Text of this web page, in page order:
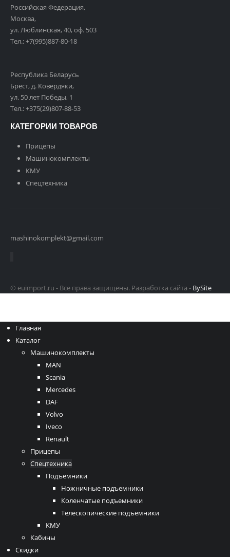
Российская Федерация,
Москва,
ул. Люблинская, 40, оф. 503
Тел.:+7(995)887-80-18
Республика Беларусь
Брест, д. Ковердяки,
ул. 50 лет Победы, 1
Тел.:+375(29)807-88-53
КАТЕГОРИИ ТОВАРОВ
Прицепы
Машинокомплекты
КМУ
Спецтехника
mashinokomplekt@gmail.com
© euimport.ru - Все права защищены. Разработка сайта - BySite
Главная
Каталог
Машинокомплекты
MAN
Scania
Mercedes
DAF
Volvo
Iveco
Renault
Прицепы
Спецтехника
Подъемники
Ножничные подъемники
Коленчатые подъемники
Телескопические подъемники
КМУ
Кабины
Скидки